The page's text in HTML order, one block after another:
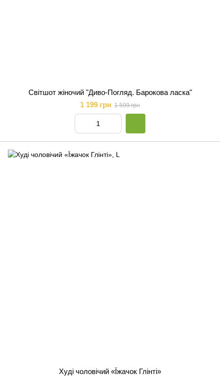
Світшот жіночий "Диво-Погляд. Барокова ласка"
1 199 грн 1 599 грн
Худі чоловічий «Їжачок Глінті»